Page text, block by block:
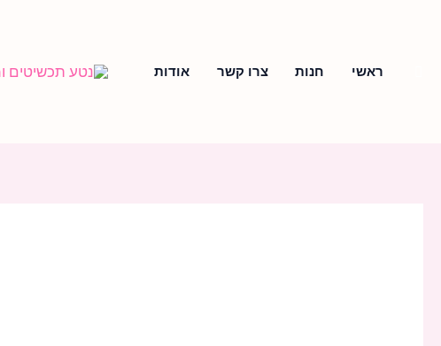
ראשי חנות צרו קשר אודות